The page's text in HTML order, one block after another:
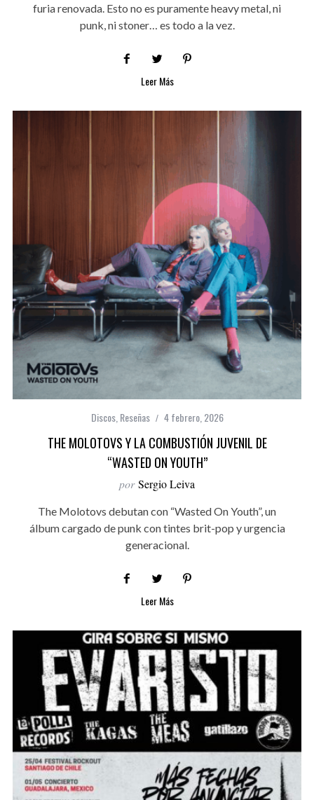
furia renovada. Esto no es puramente heavy metal, ni
punk, ni stoner… es todo a la vez.
Leer Más
Discos, Reseñas 4 febrero, 2026
THE MOLOTOVS Y LA COMBUSTIÓN JUVENIL DE
“WASTED ON YOUTH”
por Sergio Leiva
The Molotovs debutan con “Wasted On Youth”, un
álbum cargado de punk con tintes brit-pop y urgencia
generacional.
Leer Más